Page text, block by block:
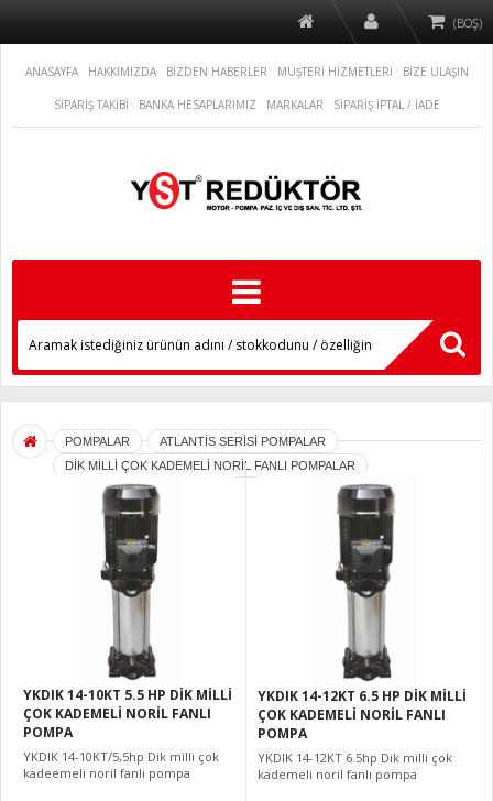
(BOŞ)
ANASAYFA HAKKIMIZDA BİZDEN HABERLER MÜŞTERİ HİZMETLERİ BİZE ULAŞIN
SİPARİŞ TAKİBİ BANKA HESAPLARIMIZ MARKALAR SİPARİŞ İPTAL / İADE
POMPALAR
ATLANTİS SERİSİ POMPALAR
DİK MİLLİ ÇOK KADEMELİ NORİL FANLI POMPALAR
YKDIK 14-10KT 5.5 HP DİK MİLLİ
ÇOK KADEMELİ NORİL FANLI
POMPA
YKDIK 14-10KT/5,5hp Dik milli çok
kadeemeli noril fanlı pompa
YKDIK 14-12KT 6.5 HP DİK MİLLİ
ÇOK KADEMELİ NORİL FANLI
POMPA
YKDIK 14-12KT 6.5hp Dik milli çok
kademeli noril fanlı pompa